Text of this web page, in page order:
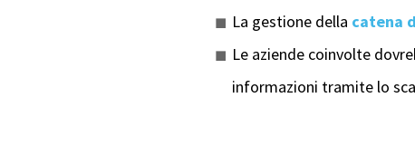
La gestione della catena
Le aziende coinvolte
informazioni tramite lo